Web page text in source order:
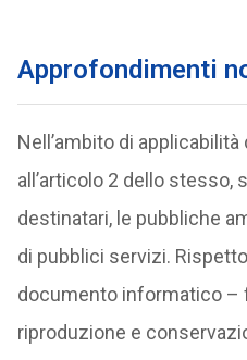
Approfondimenti
Nell’ambito di
all’articolo 2 dello stesso,
destinatari, le pubbliche
di pubblici servizi.
documento informatico –
riproduzione e